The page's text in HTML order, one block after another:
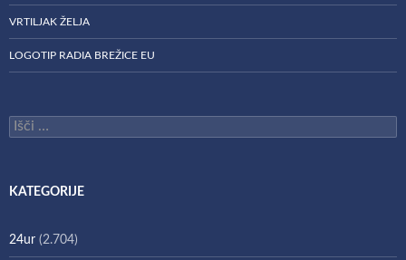
VRTILJAK ŽELJA
LOGOTIP RADIA BREŽICE EU
Išči:
KATEGORIJE
24ur (2.704)